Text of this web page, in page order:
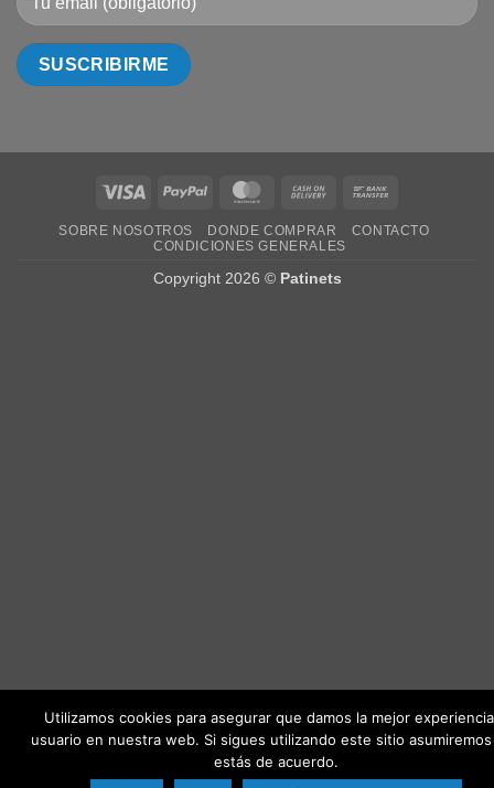
Visa PayPal MasterCardCash
Delivery
SOBRE NOSOTROS DONDE COMPRAR
CONTACTO
CONDICIONES GENERALES
Copyright 2026 © Patinets
Utilizamos cookies para asegurar que damos la mejor
usuario en nuestra web. Si sigues utilizando este sitio
estás de acuerdo.